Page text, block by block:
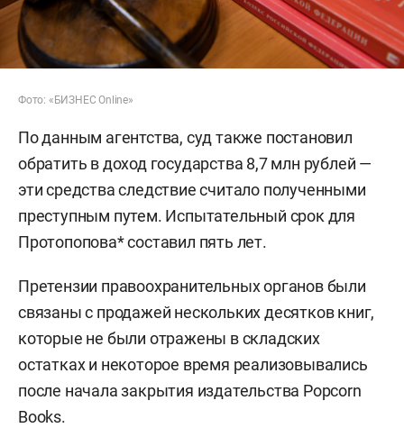
Фото: «БИЗНЕС Online»
По данным агентства, суд также постановил
обратить в доход государства 8,7 млн рублей —
эти средства следствие считало полученными
преступным путем. Испытательный срок для
Протопопова* составил пять лет.
Претензии правоохранительных органов были
связаны с продажей нескольких десятков книг,
которые не были отражены в складских
остатках и некоторое время реализовывались
после начала закрытия издательства Popcorn
Books.